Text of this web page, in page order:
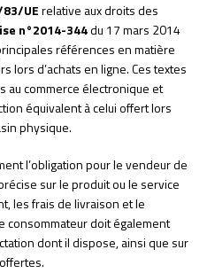
UErelative aux droits des
n°2014-344du 17 mars 2014
références en matière
lors d’achats en ligne. Ces textes
au commerce électronique et
équivalent à celui offert lors
physique.
l’obligation pour le vendeur de
sur le produit ou le service
les frais de livraison et le
consommateur doit également
dont il dispose, ainsi que sur